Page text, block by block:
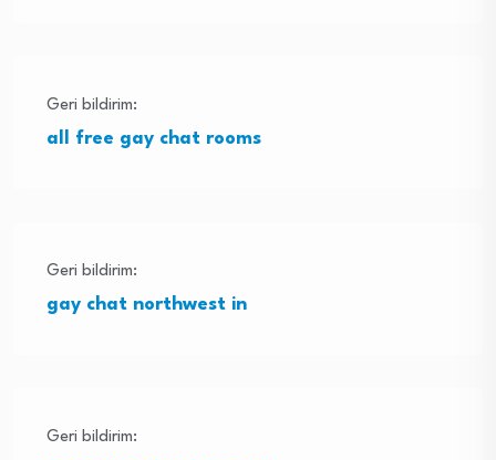
Geri bildirim:
all free gay chat rooms
Geri bildirim:
gay chat northwest in
Geri bildirim: